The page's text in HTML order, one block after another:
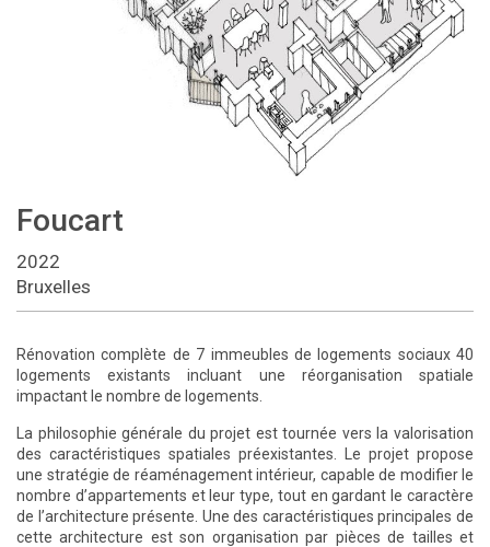
Foucart
2022
Bruxelles
Rénovation complète de 7 immeubles de logements sociaux 40
logements existants incluant une réorganisation spatiale
impactant le nombre de logements.
La philosophie générale du projet est tournée vers la valorisation
des caractéristiques spatiales préexistantes. Le projet propose
une stratégie de réaménagement intérieur, capable de modifier le
nombre d’appartements et leur type, tout en gardant le caractère
de l’architecture présente. Une des caractéristiques principales de
cette architecture est son organisation par pièces de tailles et